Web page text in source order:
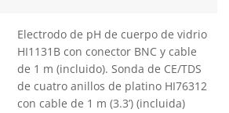
Electrodo de pH de cuerpo de vidrio
HI1131B con conector BNC y cable
de 1 m (incluido). Sonda de CE/TDS
de cuatro anillos de platino HI76312
con cable de 1 m (3.3’) (incluida)